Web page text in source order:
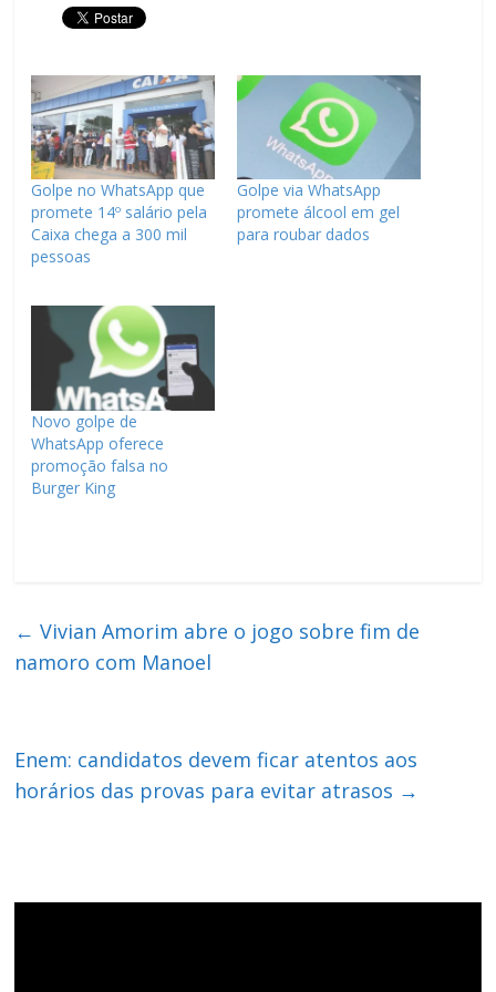
Golpe no WhatsApp que
promete 14º salário pela
Caixa chega a 300 mil
pessoas
Golpe via WhatsApp
promete álcool em gel
para roubar dados
Novo golpe de
WhatsApp oferece
promoção falsa no
Burger King
← Vivian Amorim abre o jogo sobre fim de
namoro com Manoel
Enem: candidatos devem ficar atentos aos
horários das provas para evitar atrasos →